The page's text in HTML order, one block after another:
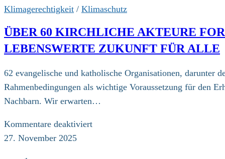
auf
Pilger-
Messe
Hamburg
Klimagerechtigkeit / Klimaschutz
ÜBER 60 KIRCHLICHE AKTEURE
LEBENSWERTE ZUKUNFT FÜR ALLE
62 evangelische und katholische Organisationen, darunter
Rahmenbedingungen als wichtige Voraussetzung für den
Nachbarn. Wir erwarten…
Kommentare deaktiviertfür
27. November 2025